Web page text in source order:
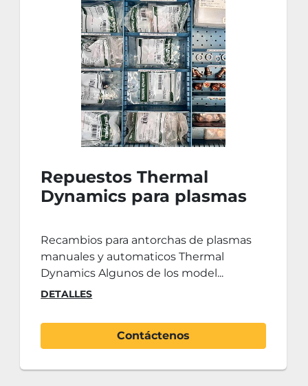
Repuestos Thermal
Dynamics para plasmas
automáticos
Recambios para antorchas de plasmas
manuales y automaticos Thermal
Dynamics Algunos de los model...
DETALLES
Contáctenos